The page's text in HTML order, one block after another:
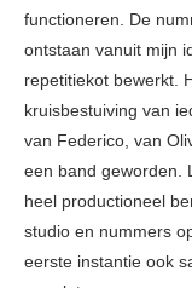
functioneren. De
ontstaan vanuit mijn
repetitiekot bewerkt.
kruisbestuiving van
van Federico, van
een band geworden.
heel productioneel
studio en nummers
eerste instantie ook